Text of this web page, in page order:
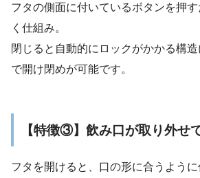
フタの側面に付いているボタンを押
く仕組み。
閉じると自動的にロックがかかる構
で開け閉めが可能です。
【特徴③】飲み口が取り外せ
フタを開けると、口の形に合うよう